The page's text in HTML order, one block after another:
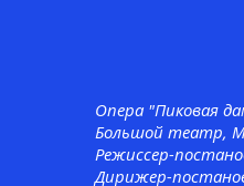
Опера "Пиковая
Большой театр,
Режиссер-
Дирижер-